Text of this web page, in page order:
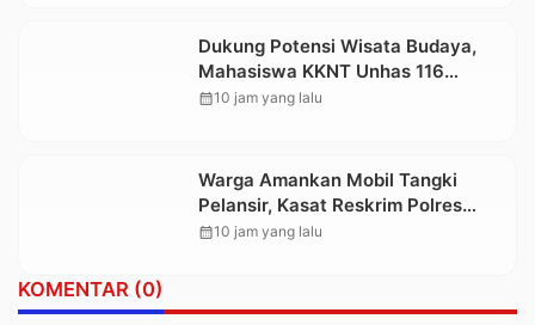
Dukung Potensi Wisata Budaya,
Mahasiswa KKNT Unhas 116
Kelurahan Nonongan Utara Pasang
calendar_month10 jam yang lalu
Warga Amankan Mobil Tangki
Pelansir, Kasat Reskrim Polres
Toraja Utara: Proses Hukum
calendar_month10 jam yang lalu
KOMENTAR (0)